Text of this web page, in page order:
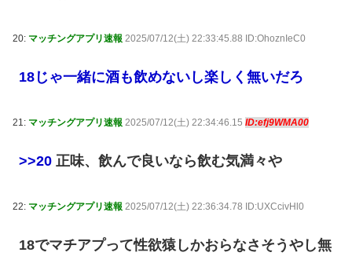
20: マッチングアプリ速報 2025/07/12(土) 22:33:45.88 ID:OhoznIeC0
18じゃ一緒に酒も飲めないし楽しく無いだろ
21: マッチングアプリ速報 2025/07/12(土) 22:34:46.15 ID:efj9WMA00
>>20 正味、飲んで良いなら飲む気満々や
22: マッチングアプリ速報 2025/07/12(土) 22:36:34.78 ID:UXCcivHl0
18でマチアプって性欲猿しかおらなさそうやし無